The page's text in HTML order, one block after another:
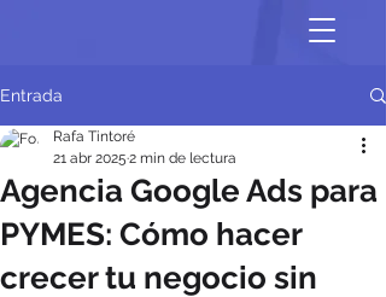
Entrada
Agencia Google Ads para
PYMES: Cómo hacer
crecer tu negocio sin
Rafa Tintoré
21 abr 2025 2 min de lectura